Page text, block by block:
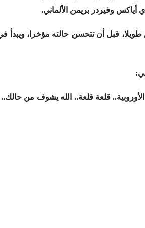
قبل أن تتحسن حالته مؤخرا، ويبدأ
قلعة قلعة.. الله يشوف من حالك..